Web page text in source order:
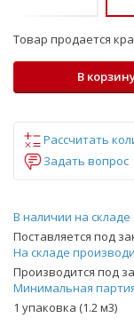
Товар продается
В
Рассчитать
Задать вопрос
В наличии на складе
Поставляется под
На складе
Производится под
Минимальная
1 упаковка (1.2 м3)